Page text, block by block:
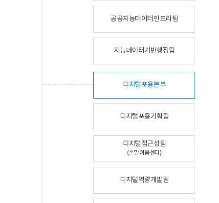
공공지능데이터인프라팀
지능데이터기반행정팀
디지털포용본부
디지털포용기획팀
디지털접근성팀
(손말이음센터)
디지털역량개발팀